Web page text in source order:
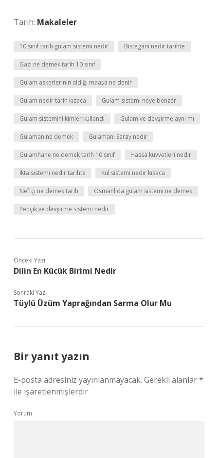
Tarih: Makaleler
10 sınıf tarih gulam sistemi nedir Bistegani nedir tarihte
Gazi ne demek tarih 10 sınıf
Gulam askerlerinin aldığı maaşa ne denir
Gulam nedir tarih kısaca Gulam sistemi neye benzer
Gulam sistemini kimler kullandı Gulam ve devşirme aynı mı
Gulaman ne demek Gulamanı Saray nedir
Gulamhane ne demek tarih 10 sınıf Hassa kuvvetleri nedir
İkta sistemi nedir tarihte Kul sistemi nedir kısaca
Neftçi ne demek tarih Osmanlıda gulam sistemi ne demek
Pençik ve devşirme sistemi nedir
Önceki Yazı
Dilin En Kücük Birimi Nedir
Sonraki Yazı
Tüylü Üzüm Yaprağından Sarma Olur Mu
Bir yanıt yazın
E-posta adresiniz yayınlanmayacak. Gerekli alanlar*
ile işaretlenmişlerdir
Yorum